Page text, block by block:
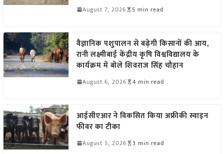
August 7, 2026 5 min read
वैज्ञानिक पशुपालन से बढ़ेगी किसानों की आय,
रानी लक्ष्मीबाई केंद्रीय कृषि विश्वविद्यालय के
कार्यक्रम में बोले शिवराज सिंह चौहान
August 6, 2026 4 min read
आईसीएआर ने विकसित किया अफ्रीकी स्वाइन
फीवर का टीका
August 5, 2026 3 min read